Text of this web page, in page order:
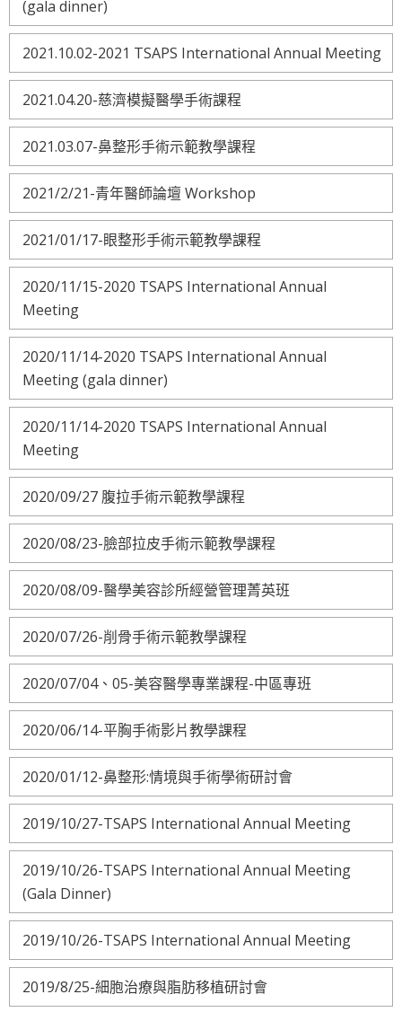
(gala dinner)
2021.10.02-2021 TSAPS International Annual Meeting
2021.04.20-慈濟模擬醫學手術課程
2021.03.07-鼻整形手術示範教學課程
2021/2/21-青年醫師論壇 Workshop
2021/01/17-眼整形手術示範教學課程
2020/11/15-2020 TSAPS International Annual
Meeting
2020/11/14-2020 TSAPS International Annual
Meeting (gala dinner)
2020/11/14-2020 TSAPS International Annual
Meeting
2020/09/27 腹拉手術示範教學課程
2020/08/23-臉部拉皮手術示範教學課程
2020/08/09-醫學美容診所經營管理菁英班
2020/07/26-削骨手術示範教學課程
2020/07/04、05-美容醫學專業課程-中區專班
2020/06/14-平胸手術影片教學課程
2020/01/12-鼻整形:情境與手術學術研討會
2019/10/27-TSAPS International Annual Meeting
2019/10/26-TSAPS International Annual Meeting
(Gala Dinner)
2019/10/26-TSAPS International Annual Meeting
2019/8/25-細胞治療與脂肪移植研討會